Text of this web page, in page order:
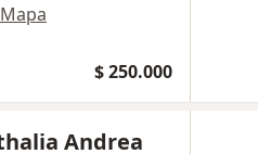
Mapa
$ 250.000
Andrea